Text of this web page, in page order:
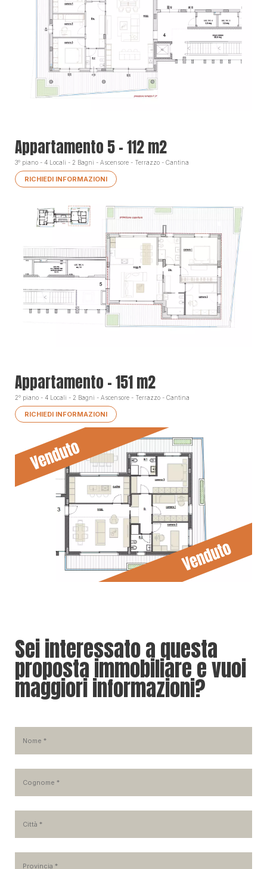
Appartamento 5 - 112 m2
3° piano - 4 Locali - 2 Bagni - Ascensore - Terrazzo - Cantina
RICHIEDI INFORMAZIONI
Appartamento - 151 m2
2° piano - 4 Locali - 2 Bagni - Ascensore - Terrazzo - Cantina
RICHIEDI INFORMAZIONI
Sei interessato a questa
proposta immobiliare e vuoi
maggiori informazioni?